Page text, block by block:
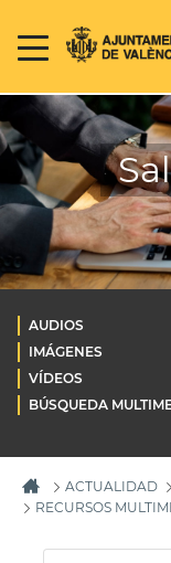
AUDIOS
IMÁGENES
VÍDEOS
BÚSQUEDA
ACTUALIDAD
RECURSOS